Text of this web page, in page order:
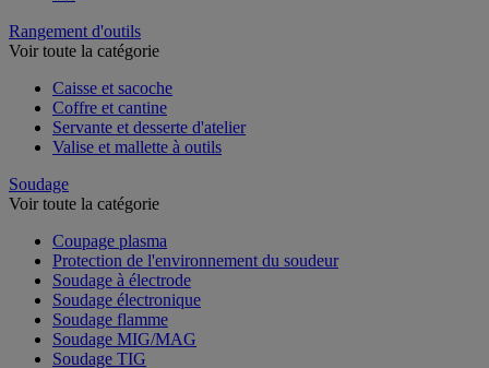
Rangement d'outils
Voir toute la catégorie
Caisse et sacoche
Coffre et cantine
Servante et desserte d'atelier
Valise et mallette à outils
Soudage
Voir toute la catégorie
Coupage plasma
Protection de l'environnement du soudeur
Soudage à électrode
Soudage électronique
Soudage flamme
Soudage MIG/MAG
Soudage TIG